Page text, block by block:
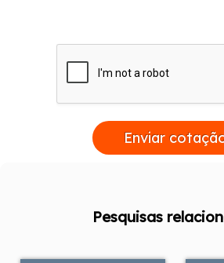
Enviar
Pesquisas